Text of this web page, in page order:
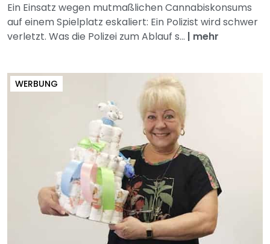
Ein Einsatz wegen mutmaßlichen Cannabiskonsums
auf einem Spielplatz eskaliert: Ein Polizist wird schwer
verletzt. Was die Polizei zum Ablauf s... | mehr
WERBUNG